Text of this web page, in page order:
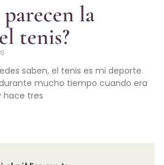
parecen la
tenis?
saben, el tenis es mi deporte
mucho tiempo cuando era
hace tres